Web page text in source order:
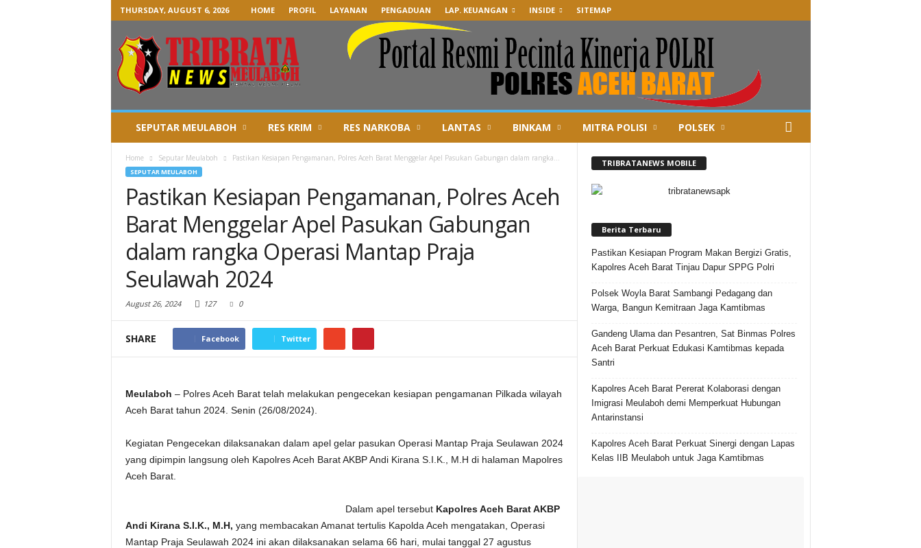
THURSDAY, AUGUST 6, 2026 HOME PROFIL LAYANAN PENGADUAN LAP. KEUANGAN INSIDE SITEMAP
SEPUTAR MEULABOH RES KRIM RES NARKOBA LANTAS BINKAM MITRA POLISI POLSEK
Home Seputar Meulaboh Pastikan Kesiapan Pengamanan, Polres Aceh Barat Menggelar Apel Pasukan Gabungan dalam rangka...
SEPUTAR MEULABOH
Pastikan Kesiapan Pengamanan, Polres Aceh
Barat Menggelar Apel Pasukan Gabungan
dalam rangka Operasi Mantap Praja
Seulawah 2024
August 26, 2024 127 0
SHARE Facebook Twitter
Meulaboh – Polres Aceh Barat telah melakukan pengecekan kesiapan pengamanan Pilkada wilayah
Aceh Barat tahun 2024. Senin (26/08/2024).
Kegiatan Pengecekan dilaksanakan dalam apel gelar pasukan Operasi Mantap Praja Seulawan 2024
yang dipimpin langsung oleh Kapolres Aceh Barat AKBP Andi Kirana S.I.K., M.H di halaman Mapolres
Aceh Barat.
Dalam apel tersebut Kapolres Aceh Barat AKBP
Andi Kirana S.I.K., M.H, yang membacakan Amanat tertulis Kapolda Aceh mengatakan, Operasi
Mantap Praja Seulawah 2024 ini akan dilaksanakan selama 66 hari, mulai tanggal 27 agustus
TRIBRATANEWS MOBILE
Berita Terbaru
Pastikan Kesiapan Program Makan Bergizi Gratis,
Kapolres Aceh Barat Tinjau Dapur SPPG Polri
Polsek Woyla Barat Sambangi Pedagang dan
Warga, Bangun Kemitraan Jaga Kamtibmas
Gandeng Ulama dan Pesantren, Sat Binmas Polres
Aceh Barat Perkuat Edukasi Kamtibmas kepada
Santri
Kapolres Aceh Barat Pererat Kolaborasi dengan
Imigrasi Meulaboh demi Memperkuat Hubungan
Antarinstansi
Kapolres Aceh Barat Perkuat Sinergi dengan Lapas
Kelas IIB Meulaboh untuk Jaga Kamtibmas